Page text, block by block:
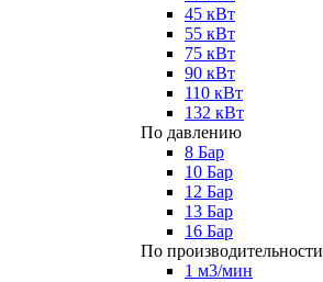
45 кВт
55 кВт
75 кВт
90 кВт
110 кВт
132 кВт
По давлению
8 Бар
10 Бар
12 Бар
13 Бар
16 Бар
По производительности
1 м3/мин